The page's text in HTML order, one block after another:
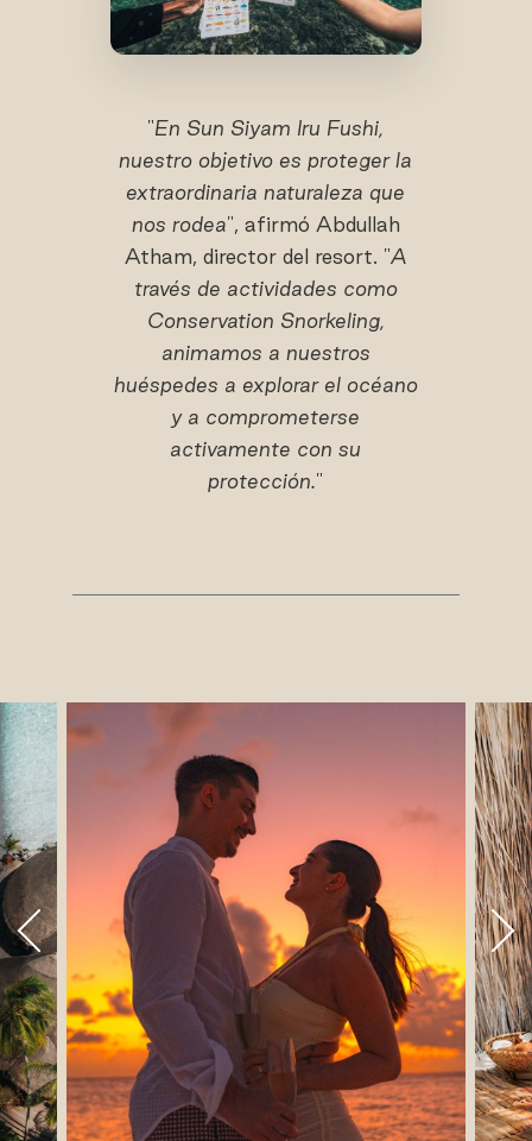
"En Sun Siyam Iru Fushi,
nuestro objetivo es proteger la
extraordinaria naturaleza que
nos rodea", afirmó Abdullah
Atham, director del resort. "A
través de actividades como
Conservation Snorkeling,
animamos a nuestros
huéspedes a explorar el océano
y a comprometerse
activamente con su
protección."